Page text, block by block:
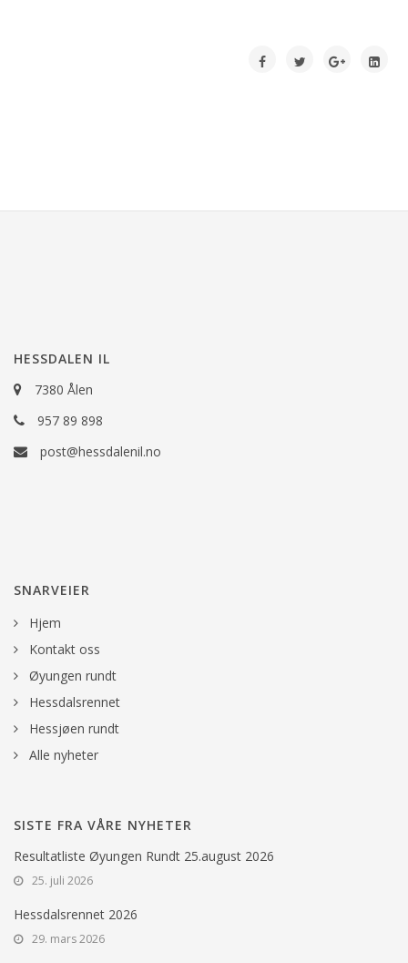
HESSDALEN IL
7380 Ålen
957 89 898
post@hessdalenil.no
SNARVEIER
Hjem
Kontakt oss
Øyungen rundt
Hessdalsrennet
Hessjøen rundt
Alle nyheter
SISTE FRA VÅRE NYHETER
Resultatliste Øyungen Rundt 25.august 2026
25. juli 2026
Hessdalsrennet 2026
29. mars 2026